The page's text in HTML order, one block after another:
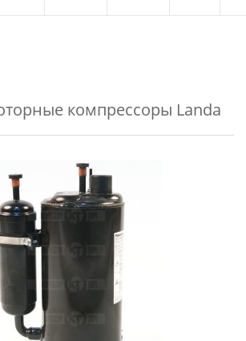
компрессоры Landa